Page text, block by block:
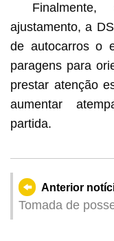
ajustamento, a
de autocarros o
paragens para
prestar atenção
aumentar
partida.
Anterior
Tomada de